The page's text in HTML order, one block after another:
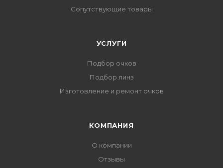
Сопутствующие товары
УСЛУГИ
Подбор очков
Подбор линз
Изготовление и ремонт очков
КОМПАНИЯ
О компании
Отзывы